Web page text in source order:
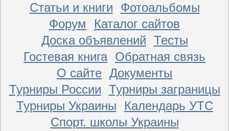
Статьи и книги
Фотоальбомы
Форум
Каталог сайтов
Доска объявлений Тесты
Гостевая книга Обратная связь
О сайте Документы
Турниры России Турниры заграницы
Турниры Украины
Календарь УТС
Спорт. школы Украины